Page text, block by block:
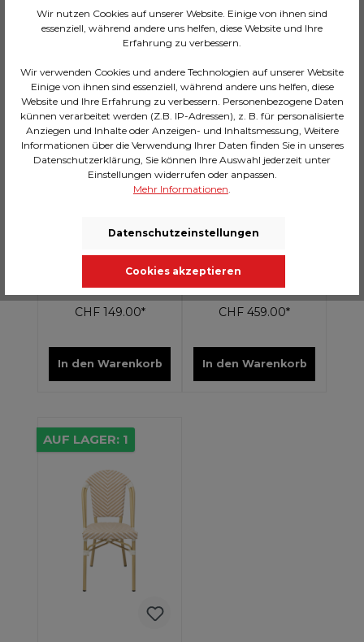
Stuhl Madagascar
Schwarz
CHF 149.00*
In den Warenkorb
Stuhl Madagascar
Schwarz (4/Set)
CHF 459.00*
In den Warenkorb
AUF LAGER: 1
Wir nutzen Cookies auf unserer Website. Einige von ihnen sind
essenziell, während andere uns helfen, diese Website und Ihre
Erfahrung zu verbessern.
Wir verwenden Cookies und andere Technologien auf unserer Website
Einige von ihnen sind essenziell, während andere uns helfen, diese
Website und Ihre Erfahrung zu verbessern. Personenbezogene Daten
künnen verarbeitet werden (Z.B. IP-Adressen), z. B. für personalisierte
Anziegen und Inhalte oder Anzeigen- und Inhaltsmessung, Weitere
Informationen über die Verwendung Ihrer Daten finden Sie in unseres
Datenschutzerklärung, Sie können Ihre Auswahl jederzeit unter
Einstellungen widerrufen oder anpassen.
Mehr Informationen
Datenschutzeinstellungen
Cookies akzeptieren